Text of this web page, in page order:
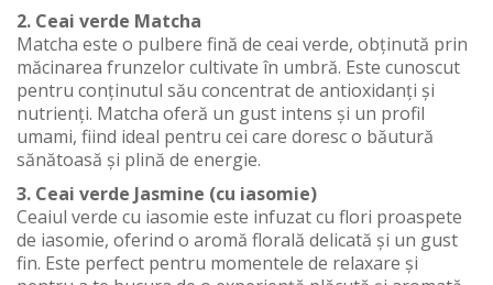
2. Ceai verde Matcha
Matcha este o pulbere fină de ceai verde, obținută prin
măcinarea frunzelor cultivate în umbră. Este cunoscut
pentru conținutul său concentrat de antioxidanți și
nutrienți. Matcha oferă un gust intens și un profil
umami, fiind ideal pentru cei care doresc o băutură
sănătoasă și plină de energie.
3. Ceai verde Jasmine (cu iasomie)
Ceaiul verde cu iasomie este infuzat cu flori proaspete
de iasomie, oferind o aromă florală delicată și un gust
fin. Este perfect pentru momentele de relaxare și